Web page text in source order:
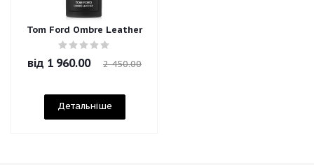
Tom Ford Ombre Leather
від 1 960.00 2 450.00
Детальніше